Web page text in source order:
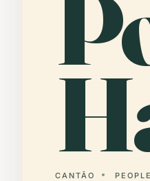
CANTÃO